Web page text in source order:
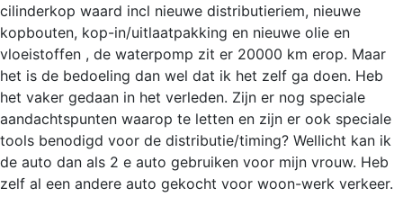
cilinderkop waard incl nieuwe distributieriem, nieuwe
kopbouten, kop-in/uitlaatpakking en nieuwe olie en
vloeistoffen , de waterpomp zit er 20000 km erop. Maar
het is de bedoeling dan wel dat ik het zelf ga doen. Heb
het vaker gedaan in het verleden. Zijn er nog speciale
aandachtspunten waarop te letten en zijn er ook speciale
tools benodigd voor de distributie/timing? Wellicht kan ik
de auto dan als 2 e auto gebruiken voor mijn vrouw. Heb
zelf al een andere auto gekocht voor woon-werk verkeer.